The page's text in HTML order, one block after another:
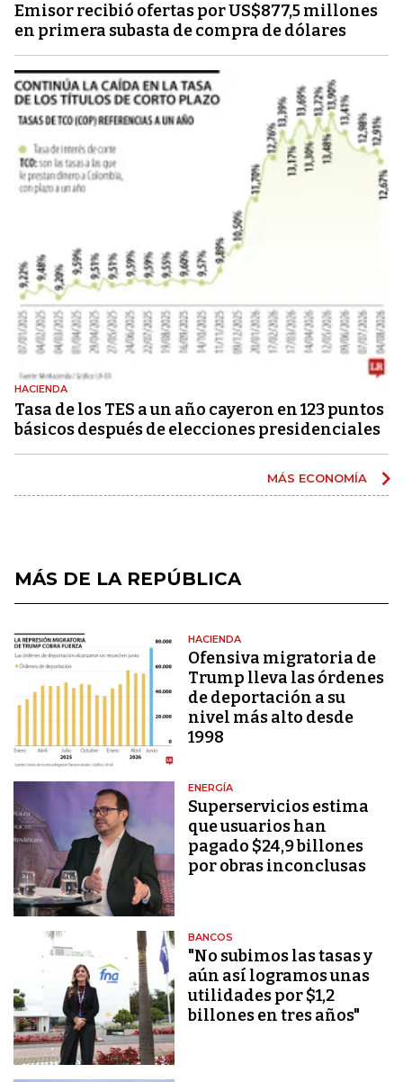
Emisor recibió ofertas por US$877,5 millones
en primera subasta de compra de dólares
HACIENDA
Tasa de los TES a un año cayeron en 123 puntos
básicos después de elecciones presidenciales
MÁS ECONOMÍA
MÁS DE LA REPÚBLICA
HACIENDA
Ofensiva migratoria de
Trump lleva las órdenes
de deportación a su
nivel más alto desde
1998
ENERGÍA
Superservicios estima
que usuarios han
pagado $24,9 billones
por obras inconclusas
BANCOS
"No subimos las tasas y
aún así logramos unas
utilidades por $1,2
billones en tres años"